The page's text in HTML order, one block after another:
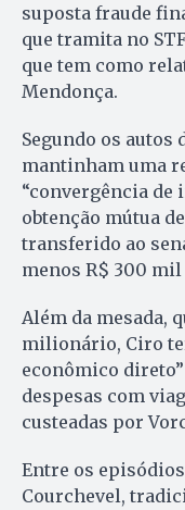
suposta fraude
que tramita no
que tem como
Mendonça.
Segundo os autos
mantinham uma
“convergência de
obtenção mútua
transferido ao
menos R$ 300
Além da mesada,
milionário, Ciro
econômico
despesas com
custeadas por
Entre os
Courchevel,